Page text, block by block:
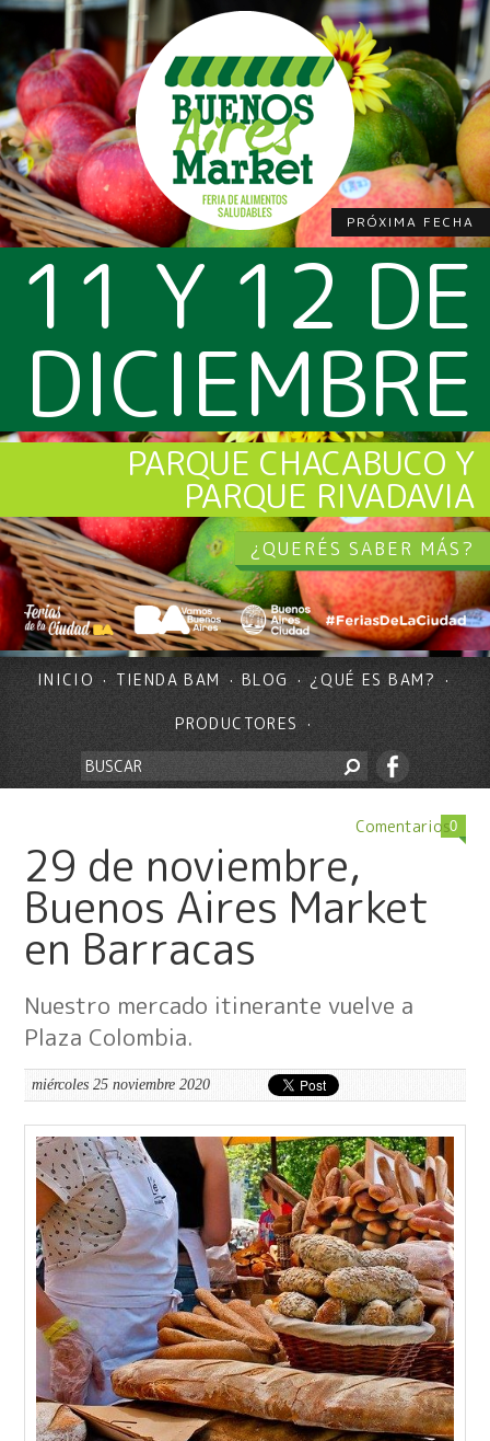
PRÓXIMA FECHA
11 Y 12 DE
DICIEMBRE
PARQUE CHACABUCO Y
PARQUE RIVADAVIA
¿QUERÉS SABER MÁS?
INICIO TIENDA BAM BLOG ¿QUÉ ES BAM?
PRODUCTORES
Comentarios0
29 de noviembre,
Buenos Aires Market
en Barracas
Nuestro mercado itinerante vuelve a
Plaza Colombia.
miércoles 25 noviembre 2020